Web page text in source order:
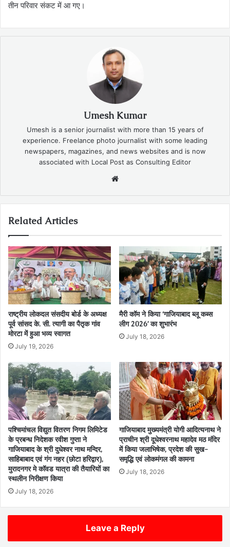
तीन परिवार संकट में आ गए।
Umesh Kumar
Umesh is a senior journalist with more than 15 years of
experience. Freelance photo journalist with some leading
newspapers, magazines, and news websites and is now
associated with Local Post as Consulting Editor
Related Articles
राष्ट्रीय लोकदल संसदीय बोर्ड के अध्यक्ष
पूर्व सांसद के. सी. त्यागी का पैतृक गांव
मोरटा में हुआ भव्य स्वागत
July 19, 2026
मैरी कॉम ने किया ‘गाजियाबाद ब्लू कब्स
लीग 2026’ का शुभारंभ
July 18, 2026
पश्चिमांचल विद्युत वितरण निगम लिमिटेड
के प्रबन्ध निदेशक रवीश गुप्ता ने
गाजियाबाद के श्री दुधेश्वर नाथ मन्दिर,
साहिबाबाद एवं गंग नहर (छोटा हरिद्वार),
मुरादनगर मे कॉवड यात्रा की तैयारियों का
स्थलीन निरीक्षण किया
July 18, 2026
गाजियाबाद मुख्यमंत्री योगी आदित्यनाथ ने
प्राचीन श्री दूधेश्वरनाथ महादेव मठ मंदिर
में किया जलाभिषेक, प्रदेश की सुख-
समृद्धि एवं लोकमंगल की कामना
July 18, 2026
Leave a Reply